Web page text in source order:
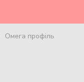
Омега профіль